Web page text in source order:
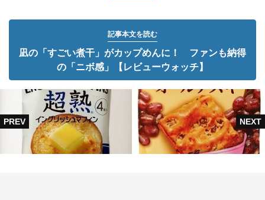
記事本文を読む
凪の「すごい煮干」がカップめんに！ ファンも納得
の「ニボ感」【レビューウォッチ】